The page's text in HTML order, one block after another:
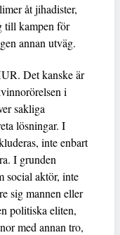
åt jihadister,
till kampen för
annan utväg.
Det kanske är
i
sakliga
lösningar. I
inte enbart
I grunden
social aktör, inte
sig mannen eller
politiska eliten,
med annan tro,